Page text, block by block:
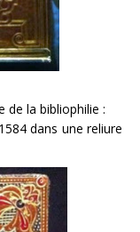
de la bibliophilie :
dans une reliure